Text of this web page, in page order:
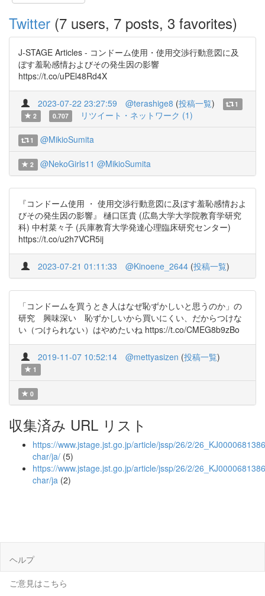
Twitter (7 users, 7 posts, 3 favorites)
J-STAGE Articles - コンドーム使用・使用交渉行動意図に及
ぼす羞恥感情およびその発生因の影響
https://t.co/uPEl48Rd4X
2023-07-22 23:27:59 @terashige8 (投稿一覧)
1
2
0.707 リツイート・ネットワーク (1)
1 @MikioSumita
2 @NekoGirls11 @MikioSumita
『コンドーム使用 ・ 使用交渉行動意図に及ぼす羞恥感情およ
びその発生因の影響』 樋口匡貴 (広島大学大学院教育学研究
科) 中村菜々子 (兵庫教育大学発達心理臨床研究センター)
https://t.co/u2h7VCR5ij
2023-07-21 01:11:33 @Kinoene_2644 (投稿一覧)
「コンドームを買うとき人はなぜ恥ずかしいと思うのか」の
研究 興味深い 恥ずかしいから買いにくい、だからつけな
い（つけられない）はやめたいね https://t.co/CMEG8b9zBo
2019-11-07 10:52:14 @mettyasizen (投稿一覧)
1
0
収集済み URL リスト
https://www.jstage.jst.go.jp/article/jssp/26/2/
char/ja/ (5)
https://www.jstage.jst.go.jp/article/jssp/26/2/
char/ja (2)
ヘルプ
ご意見はこちら